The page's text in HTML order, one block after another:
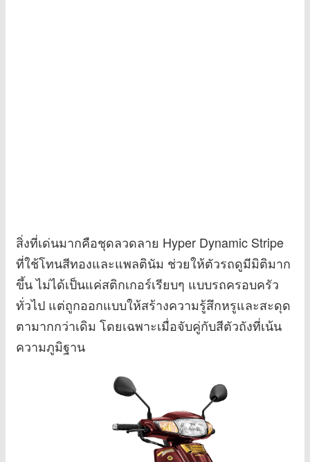
สิ่งที่เด่นมากคือชุดลวดลาย Hyper Dynamic Stripe
ที่ใช้โทนสีทองและแพลตินัม ช่วยให้ตัวรถดูมีมิติมาก
ขึ้น ไม่ได้เป็นแค่สติกเกอร์เรียบๆ แบบรถครอบครัว
ทั่วไป แต่ถูกออกแบบให้สร้างความรู้สึกหรูและสะดุด
ตามากกว่าเดิม โดยเฉพาะเมื่อจับคู่กับสีตัวถังที่เน้น
ความภูมิฐาน